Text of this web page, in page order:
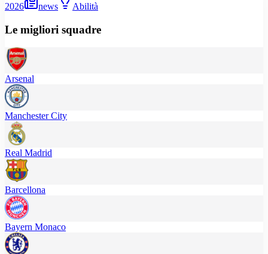
2026
news Abilità
Le migliori squadre
Arsenal
Manchester City
Real Madrid
Barcellona
Bayern Monaco